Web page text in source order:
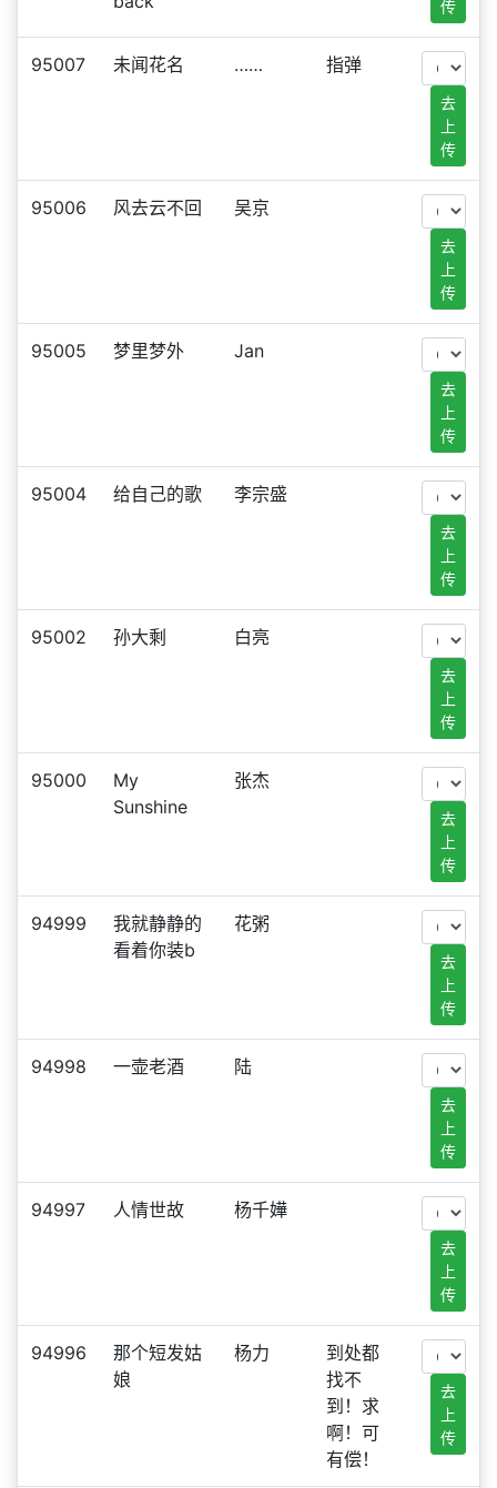
传
95007 未闻花名 …… 指弹
去
上
传
95006 风去云不回 吴京
去
上
传
95005 梦里梦外 Jan
去
上
传
95004 给自己的歌 李宗盛
去
上
传
95002 孙大剩 白亮
去
上
传
95000
My
Sunshine
张杰
去
上
传
94999
我就静静的
看着你装b
花粥
去
上
传
94998 一壶老酒 陆
去
上
传
94997 人情世故 杨千嬅
去
上
传
94996
那个短发姑
娘
杨力
到处都
找不
到！求
啊！可
有偿！
去
上
传